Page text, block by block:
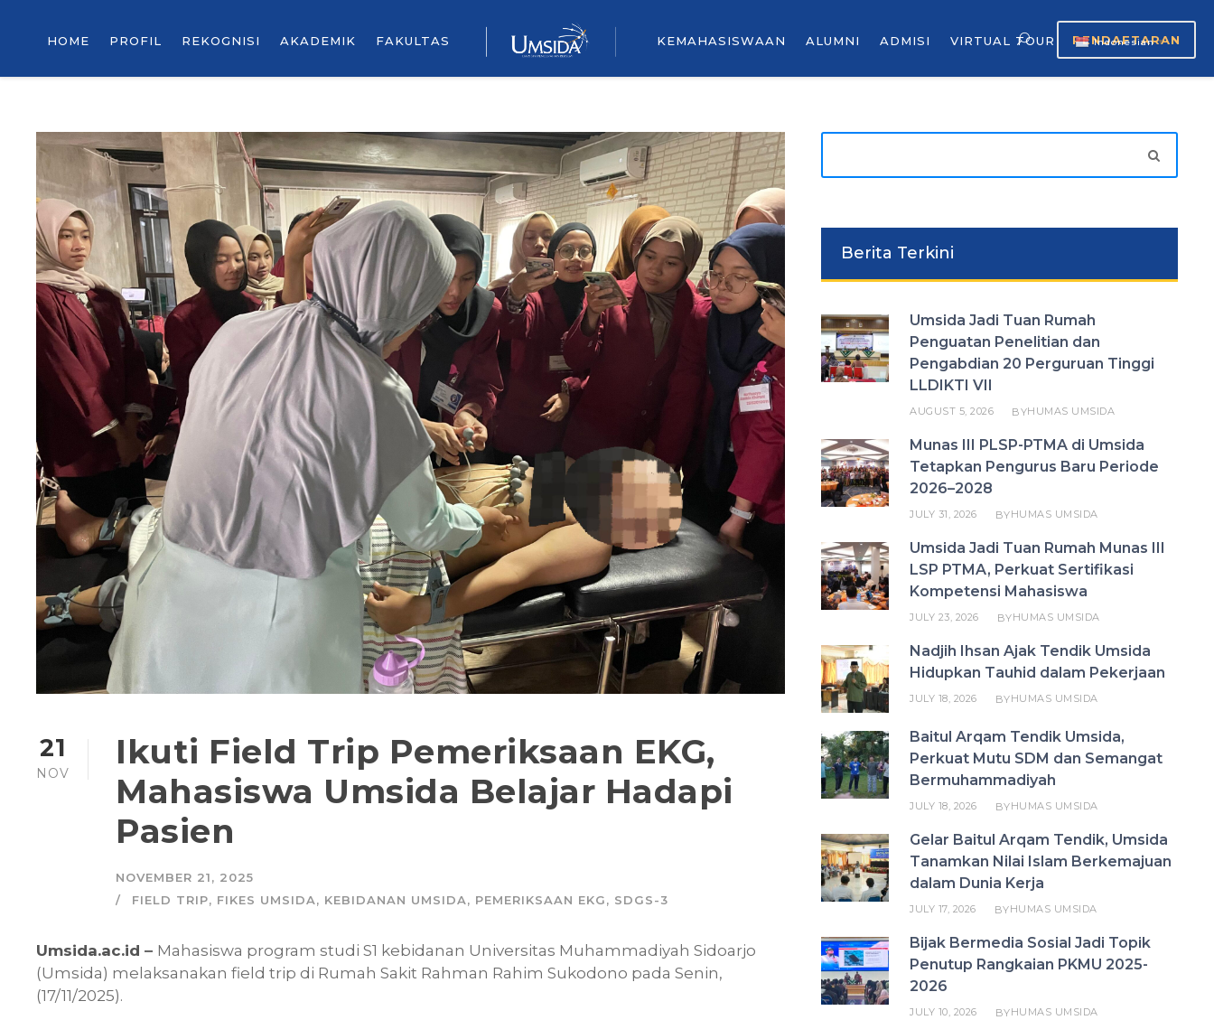
HOME PROFIL REKOGNISI AKADEMIK FAKULTAS KEMAHASISWAAN ALUMNI ADMISI VIRTUAL TOUR Indonesian ▼
PENDAFTARAN
21
NOV
Ikuti Field Trip Pemeriksaan EKG,
Mahasiswa Umsida Belajar Hadapi
Pasien
NOVEMBER 21, 2025
FIELD TRIP, FIKES UMSIDA, KEBIDANAN UMSIDA, PEMERIKSAAN EKG, SDGS-3
Umsida.ac.id – Mahasiswa program studi S1 kebidanan Universitas Muhammadiyah Sidoarjo
(Umsida) melaksanakan field trip di Rumah Sakit Rahman Rahim Sukodono pada Senin,
(17/11/2025).
Berita Terkini
Umsida Jadi Tuan Rumah
Penguatan Penelitian dan
Pengabdian 20 Perguruan Tinggi
LLDIKTI VII
AUGUST 5, 2026 BYHUMAS UMSIDA
Munas III PLSP-PTMA di Umsida
Tetapkan Pengurus Baru Periode
2026–2028
JULY 31, 2026 BYHUMAS UMSIDA
Umsida Jadi Tuan Rumah Munas III
LSP PTMA, Perkuat Sertifikasi
Kompetensi Mahasiswa
JULY 23, 2026 BYHUMAS UMSIDA
Nadjih Ihsan Ajak Tendik Umsida
Hidupkan Tauhid dalam Pekerjaan
JULY 18, 2026 BYHUMAS UMSIDA
Baitul Arqam Tendik Umsida,
Perkuat Mutu SDM dan Semangat
Bermuhammadiyah
JULY 18, 2026 BYHUMAS UMSIDA
Gelar Baitul Arqam Tendik, Umsida
Tanamkan Nilai Islam Berkemajuan
dalam Dunia Kerja
JULY 17, 2026 BYHUMAS UMSIDA
Bijak Bermedia Sosial Jadi Topik
Penutup Rangkaian PKMU 2025-
2026
JULY 10, 2026 BYHUMAS UMSIDA